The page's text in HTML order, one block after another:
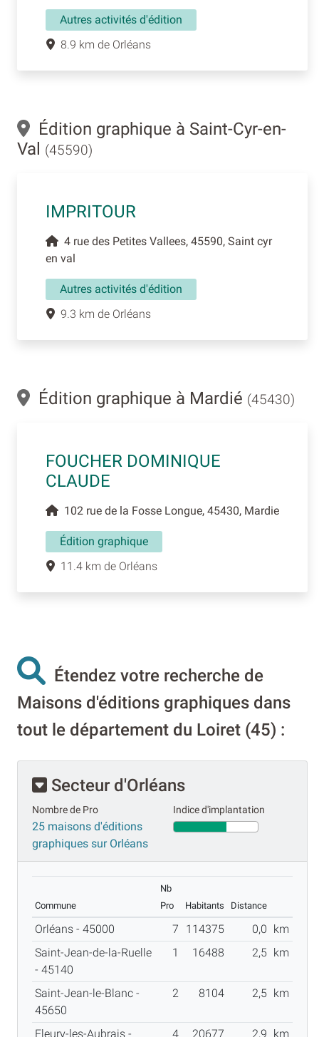
Autres activités d'édition
8.9 km de Orléans
Édition graphique à Saint-Cyr-en-
Val
(45590)
IMPRITOUR
4 rue des Petites Vallees, 45590, Saint cyr
en val
Autres activités d'édition
9.3 km de Orléans
Édition graphique à Mardié (45430)
FOUCHER DOMINIQUE
CLAUDE
102 rue de la Fosse Longue, 45430, Mardie
Édition graphique
11.4 km de Orléans
Étendez votre recherche de
Maisons d'éditions graphiques dans
tout le département du Loiret (45) :
Secteur d'Orléans
Nombre de Pro
25 maisons d'éditions
graphiques sur Orléans
Indice d'implantation
Commune
Nb
Pro
Habitants Distance
Orléans - 45000 7 114375 0,0 km
Saint-Jean-de-la-Ruelle
- 45140
1 16488 2,5 km
Saint-Jean-le-Blanc -
45650
2 8104 2,5 km
Fleury-les-Aubrais -
4 20677 2,9 km